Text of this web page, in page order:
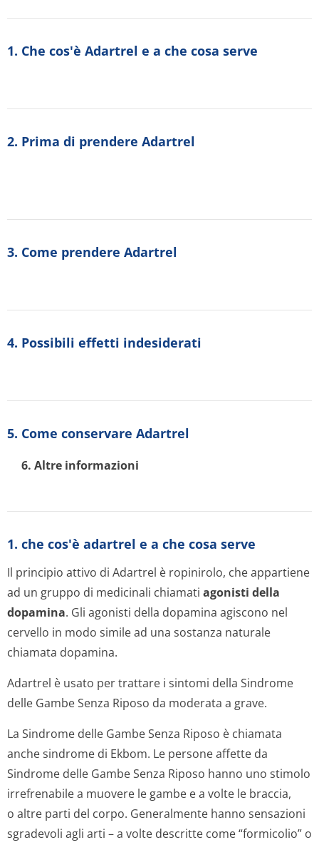
1. Che cos'è Adartrel e a che cosa serve
2. Prima di prendere Adartrel
3. Come prendere Adartrel
4. Possibili effetti indesiderati
5. Come conservare Adartrel
6. Altre informazioni
1. che cos'è adartrel e a che cosa serve
Il principio attivo di Adartrel è ropinirolo, che appartiene
ad un gruppo di medicinali chiamati agonisti della
dopamina. Gli agonisti della dopamina agiscono nel
cervello in modo simile ad una sostanza naturale
chiamata dopamina.
Adartrel è usato per trattare i sintomi della Sindrome
delle Gambe Senza Riposo da moderata a grave.
La Sindrome delle Gambe Senza Riposo è chiamata
anche sindrome di Ekbom. Le persone affette da
Sindrome delle Gambe Senza Riposo hanno uno stimolo
irrefrenabile a muovere le gambe e a volte le braccia,
o altre parti del corpo. Generalmente hanno sensazioni
sgradevoli agli arti – a volte descritte come “formicolio” o